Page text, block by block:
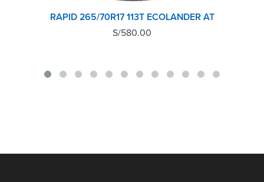
RAPID 265/70R17 113T ECOLANDER AT
S/580.00